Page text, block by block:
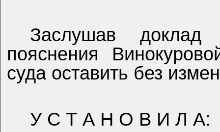
Заслушав
пояснения
суда оставить без
У С Т А Н О В И Л А: